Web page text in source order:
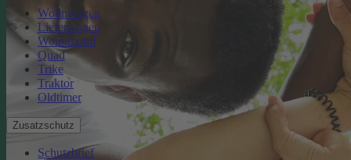
Wohnwagen
Lieferwagen
Wohnmobil
Quad
Trike
Traktor
Oldtimer
Zusatzschutz
Schutzbrief